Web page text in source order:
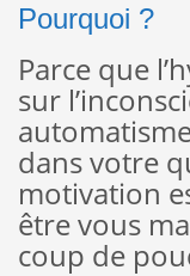
Pourquoi ?
Parce que
sur
dans votre
motivation
être vous
coup de